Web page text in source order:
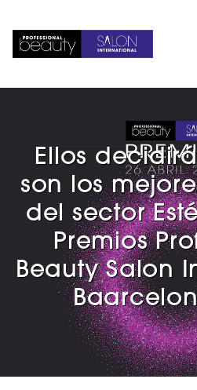
Ellos
son los
del sector
Premios
Beauty Salon